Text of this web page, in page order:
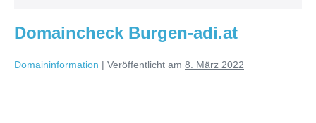
Domaincheck Burgen-adi.at
Domaininformation | Veröffentlicht am 8. März 2022